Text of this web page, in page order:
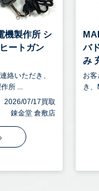
機製作所 シ
ートガン
絡いただき、
所 ...
2026/07/17買取
錬金堂 倉敷店
バ
み
お
き、